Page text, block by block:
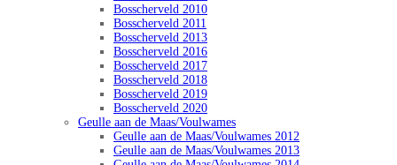
Bosscherveld 2010
Bosscherveld 2011
Bosscherveld 2013
Bosscherveld 2016
Bosscherveld 2017
Bosscherveld 2018
Bosscherveld 2019
Bosscherveld 2020
Geulle aan de Maas/Voulwames
Geulle aan de Maas/Voulwames 2012
Geulle aan de Maas/Voulwames 2013